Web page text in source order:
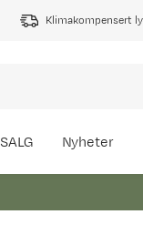
Klimakompensert
SALG Nyheter